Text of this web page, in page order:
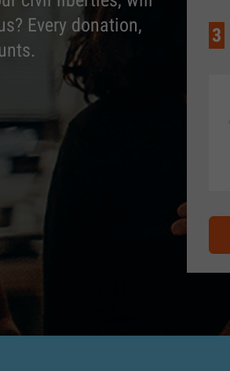
Every donation,
3